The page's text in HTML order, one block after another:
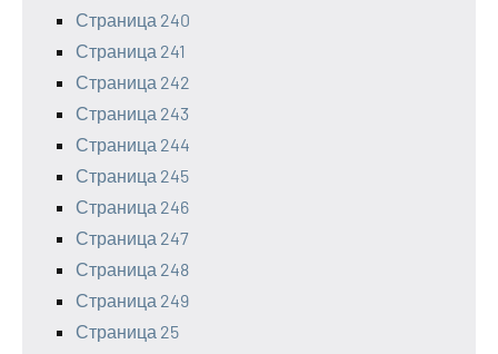
Страница 240
Страница 241
Страница 242
Страница 243
Страница 244
Страница 245
Страница 246
Страница 247
Страница 248
Страница 249
Страница 25